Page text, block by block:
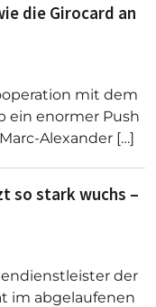
die Girocard an
mit dem
ein enormer Push
Alexander […]
so stark wuchs –
der
im abgelaufenen